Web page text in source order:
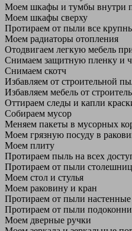
Моем шкафы и тумбы внутри
Моем шкафы сверху
Протираем от пыли все
Моем радиаторы отопления
Отодвигаем легкую мебель
Снимаем защитную пленку и
Снимаем скотч
Избавляем от строительной
Избавляем мебель от
Оттираем следы и капли
Собираем мусор
Меняем пакеты в мусорных
Моем грязную посуду в
Моем плиту
Протираем пыль на всех
Протираем от пыли
Моем стол и стулья
Моем раковину и кран
Протираем от пыли настенные
Протираем от пыли
Моем дверные ручки